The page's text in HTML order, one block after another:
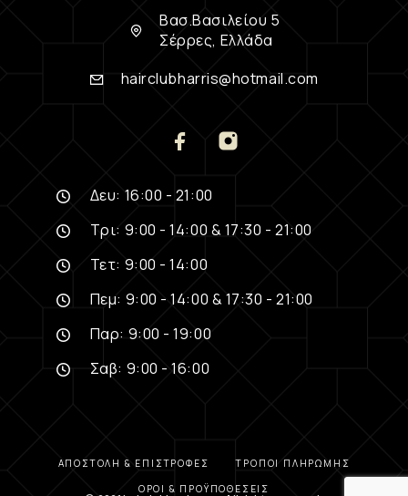
Βασ.Βασιλείου 5
Σέρρες, Ελλάδα
hairclubharris@hotmail.com
Δευ: 16:00 - 21:00
Τρι: 9:00 - 14:00 & 17:30 - 21:00
Τετ: 9:00 - 14:00
Πεμ: 9:00 - 14:00 & 17:30 - 21:00
Παρ: 9:00 - 19:00
Σαβ: 9:00 - 16:00
ΑΠΟΣΤΟΛΉ & ΕΠΙΣΤΡΟΦΈΣ
ΤΡΌΠΟΙ ΠΛΗΡΩΜΉΣ
ΌΡΟΙ & ΠΡΟΫΠΟΘΈΣΕΙΣ